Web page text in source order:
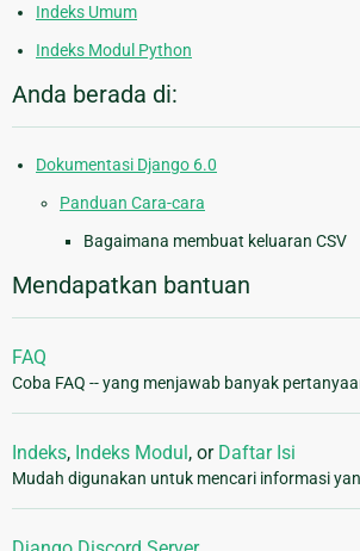
Indeks Umum
Indeks Modul Python
Anda berada di:
Dokumentasi Django 6.0
Panduan Cara-cara
Bagaimana membuat keluaran CSV
Mendapatkan bantuan
FAQ
Coba FAQ -- yang menjawab banyak
Indeks, Indeks Modul, or Daftar Isi
Mudah digunakan untuk mencari informasi